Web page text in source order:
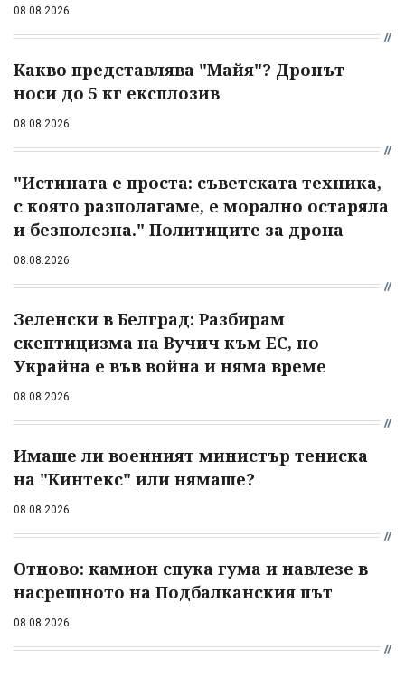
08.08.2026
Какво представлява "Майя"? Дронът
носи до 5 кг експлозив
08.08.2026
"Истината е проста: съветската техника,
с която разполагаме, е морално остаряла
и безполезна." Политиците за дрона
08.08.2026
Зеленски в Белград: Разбирам
скептицизма на Вучич към ЕС, но
Украйна е във война и няма време
08.08.2026
Имаше ли военният министър тениска
на "Кинтекс" или нямаше?
08.08.2026
Отново: камион спука гума и навлезе в
насрещното на Подбалканския път
08.08.2026